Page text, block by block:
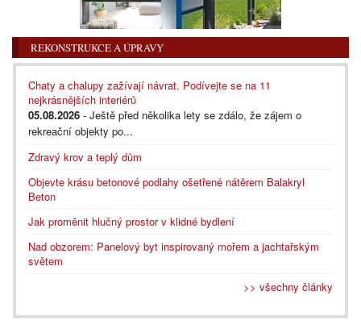
REKONSTRUKCE A ÚPRAVY
Chaty a chalupy zažívají návrat. Podívejte se na 11
nejkrásnějších interiérů
05.08.2026 - Ještě před několika lety se zdálo, že zájem o
rekreační objekty po...
Zdravý krov a teplý dům
Objevte krásu betonové podlahy ošetřené nátěrem Balakryl
Beton
Jak proměnit hlučný prostor v klidné bydlení
Nad obzorem: Panelový byt inspirovaný mořem a jachtařským
světem
>> všechny články